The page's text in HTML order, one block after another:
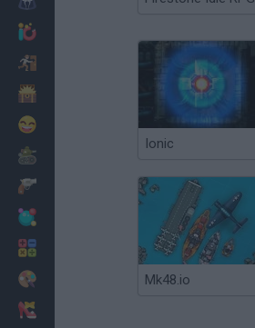
Ionic
Mk48.io